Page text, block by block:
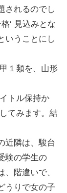
されるのでし
‘ 見込みとな
いうことにし
１類を、山形
トル保持か
てみます。結
近隣は、駿台
験の学生の
階違いで、
うりで女の子